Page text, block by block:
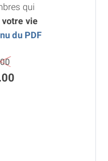
qui
vie
du PDF